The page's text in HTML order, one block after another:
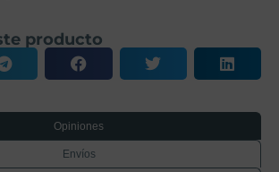
producto
Opiniones
Envíos